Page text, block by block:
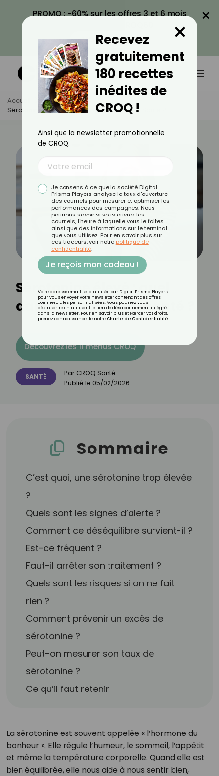
PROMO : -60% sur les offres 3 et 6 mois
VOIR LA PROMO
×
Accueil Actus
Santé
Sérotonine Élevé : Quel Danger Pour Votre Santé ?
Sérotonine élevé : quel
danger pour votre santé ?
Découvrez les 11 menus CROQ
SANTÉ Par CROQ Santé
Publié le 05/02/2026
Sommaire
C’est quoi, une sérotonine trop élevée
?
Quels sont les signes d’alerte ?
Comment ce déséquilibre survient-il ?
Est-ce fréquent ?
Faut-il arrêter son traitement ?
Quels sont les risques si on ne fait
rien ?
Comment prévenir un excès de
sérotonine ?
Peut-on mesurer son taux de
sérotonine ?
Ce qu’il faut retenir
La sérotonine est souvent appelée « l’hormone du
bonheur ». Elle régule l’humeur, le sommeil, l’appétit
et même la température corporelle. Quand elle est
bien équilibrée, elle nous aide à nous sentir bien,
Recevez
gratuitement
180 recettes
inédites de
CROQ !
×
Ainsi que la newsletter promotionnelle
de CROQ.
Je consens à ce que la société Digital
Prisma Players analyse le taux d'ouverture
des courriels pour mesurer et optimiser les
performances des campagnes. Nous
pourrons savoir si vous ouvrez les
courriels, l'heure à laquelle vous le faites
ainsi que des informations sur le terminal
que vous utilisez. Pour en savoir plus sur
ces traceurs, voir notre politique de
confidentialité.
Je reçois mon cadeau !
Votre adresse email sera utilisée par Digital Prisma Players
pour vous envoyer votre newsletter contenant des offres
commerciales personnalisées. Vous pourrez vous
désinscrire en utilisant le lien de désabonnement intégré
dans la newsletter. Pour en savoir plus et exercer vos droits,
prenez connaissance de notre Charte de Confidentialité.